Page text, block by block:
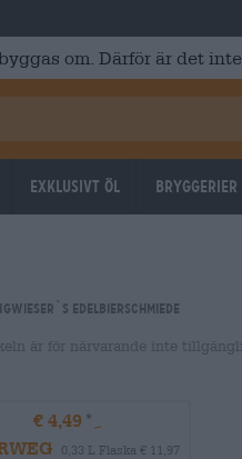
om. Därför är det
Exklusivt Öl Bryggerier
Edelbierschmiede
är för närvarande inte
€ 4,49
0,33 L Flaska € 11,97